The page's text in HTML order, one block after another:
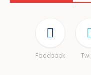
Facebook